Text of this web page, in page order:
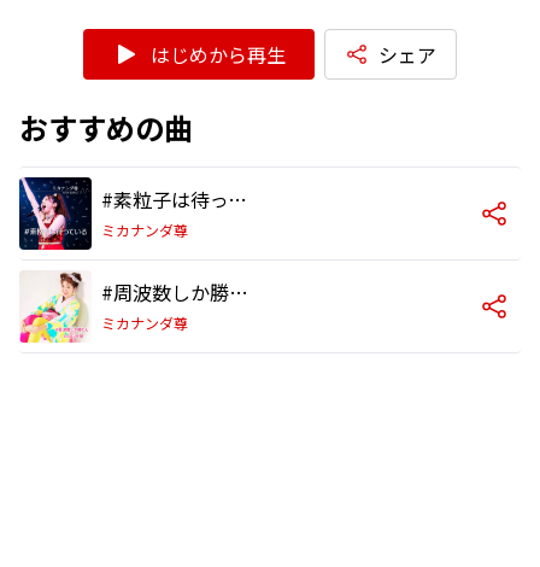
はじめから再生 シェア
おすすめの曲
#素粒子は待っている
ミカナンダ尊
#周波数しか勝たん
ミカナンダ尊